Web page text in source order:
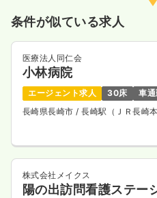
気になる
日勤のみ（パート）
給与 時給1,300円〜
時間 8:45～17:15
条件が似ている求人
医療法人同仁会
小林病院
エージェント求人 30床
車
長崎県長崎市 / 長崎駅（ＪＲ長崎
株式会社メイクス
陽の出訪問看護ステー